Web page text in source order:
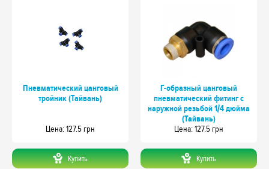
Пневматический цанговый
тройник (Тайвань)
Цeна: 127.5 грн
Купить
Г-образный цанговый
пневматический фитинг с
наружной резьбой 1/4 дюйма
(Тайвань)
Цeна: 127.5 грн
Купить